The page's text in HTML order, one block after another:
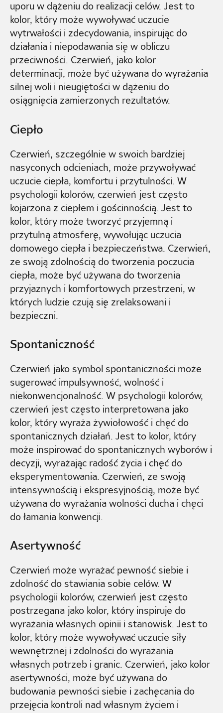
uporu w dążeniu do realizacji celów. Jest to
kolor, który może wywoływać uczucie
wytrwałości i zdecydowania, inspirując do
działania i niepodawania się w obliczu
przeciwności. Czerwień, jako kolor
determinacji, może być używana do wyrażania
silnej woli i nieugiętości w dążeniu do
osiągnięcia zamierzonych rezultatów.
Ciepło
Czerwień, szczególnie w swoich bardziej
nasyconych odcieniach, może przywoływać
uczucie ciepła, komfortu i przytulności. W
psychologii kolorów, czerwień jest często
kojarzona z ciepłem i gościnnością. Jest to
kolor, który może tworzyć przyjemną i
przytulną atmosferę, wywołując uczucia
domowego ciepła i bezpieczeństwa. Czerwień,
ze swoją zdolnością do tworzenia poczucia
ciepła, może być używana do tworzenia
przyjaznych i komfortowych przestrzeni, w
których ludzie czują się zrelaksowani i
bezpieczni.
Spontaniczność
Czerwień jako symbol spontaniczności może
sugerować impulsywność, wolność i
niekonwencjonalność. W psychologii kolorów,
czerwień jest często interpretowana jako
kolor, który wyraża żywiołowość i chęć do
spontanicznych działań. Jest to kolor, który
może inspirować do spontanicznych wyborów i
decyzji, wyrażając radość życia i chęć do
eksperymentowania. Czerwień, ze swoją
intensywnością i ekspresyjnością, może być
używana do wyrażania wolności ducha i chęci
do łamania konwencji.
Asertywność
Czerwień może wyrażać pewność siebie i
zdolność do stawiania sobie celów. W
psychologii kolorów, czerwień jest często
postrzegana jako kolor, który inspiruje do
wyrażania własnych opinii i stanowisk. Jest to
kolor, który może wywoływać uczucie siły
wewnętrznej i zdolności do wyrażania
własnych potrzeb i granic. Czerwień, jako kolor
asertywności, może być używana do
budowania pewności siebie i zachęcania do
przejęcia kontroli nad własnym życiem i